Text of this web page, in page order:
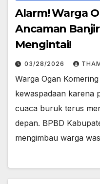
Alarm! Warga
Ancaman
Mengintai!
03/28/2026
Warga Ogan
kewaspadaan karena
cuaca buruk terus
depan. BPBD
mengimbau warga